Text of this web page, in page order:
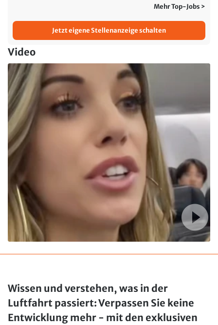
Mehr Top-Jobs >
Jetzt eigene Stellenanzeige schalten
Video
Wissen und verstehen, was in der
Luftfahrt passiert: Verpassen Sie keine
Entwicklung mehr - mit den exklusiven